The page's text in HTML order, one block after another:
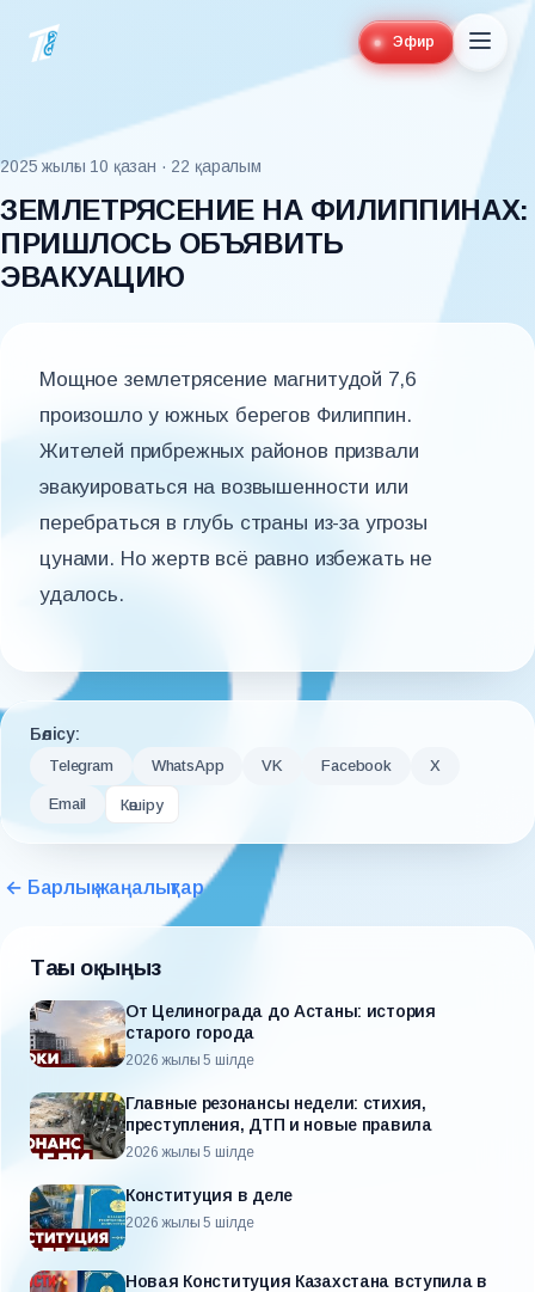
Эфир
2025 жылғы 10 қазан · 22 қаралым
ЗЕМЛЕТРЯСЕНИЕ НА ФИЛИППИНАХ:
ПРИШЛОСЬ ОБЪЯВИТЬ
ЭВАКУАЦИЮ
Мощное землетрясение магнитудой 7,6
произошло у южных берегов Филиппин.
Жителей прибрежных районов призвали
эвакуироваться на возвышенности или
перебраться в глубь страны из-за угрозы
цунами. Но жертв всё равно избежать не
удалось.
Бөлісу:
Telegram WhatsApp VK Facebook X
Email Көшіру
← Барлық жаңалықтар
Тағы оқыңыз
От Целинограда до Астаны: история
старого города
2026 жылғы 5 шілде
Главные резонансы недели: стихия,
преступления, ДТП и новые правила
2026 жылғы 5 шілде
Конституция в деле
2026 жылғы 5 шілде
Новая Конституция Казахстана вступила в